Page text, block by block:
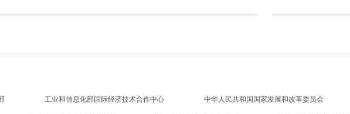
工业和信息化部国际经济技术合作中心 中华人民共和国国家发展和改革委员会